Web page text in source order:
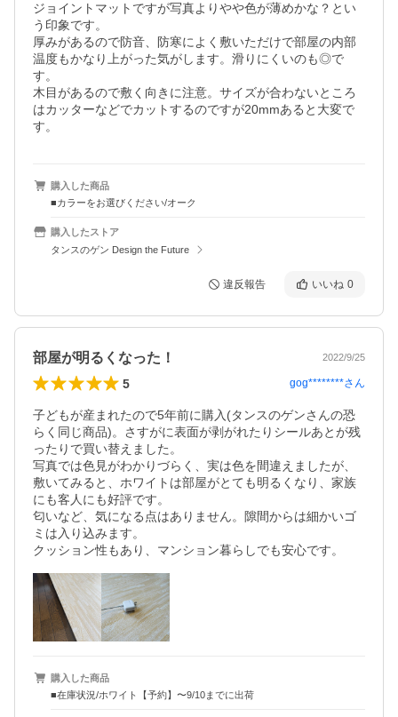
ジョイントマットですが写真よりやや色が薄めかな？とい
う印象です。
厚みがあるので防音、防寒によく敷いただけで部屋の内部
温度もかなり上がった気がします。滑りにくいのも◎で
す。
木目があるので敷く向きに注意。サイズが合わないところ
はカッターなどでカットするのですが20mmあると大変で
購入した商品
■カラーをお選びください/オーク
購入したストア
タンスのゲン Design the Future
違反報告 いいね 0
部屋が明るくなった！ 2022/9/25
5 gog********さん
子どもが産まれたので5年前に購入(タンスのゲンさんの恐
らく同じ商品)。さすがに表面が剥がれたりシールあとが残
ったりで買い替えました。
写真では色見がわかりづらく、実は色を間違えましたが、
敷いてみると、ホワイトは部屋がとても明るくなり、家族
にも客人にも好評です。
匂いなど、気になる点はありません。隙間からは細かいゴ
ミは入り込みます。
クッション性もあり、マンション暮らしでも安心です。
購入した商品
■在庫状況/ホワイト【予約】〜9/10までに出荷